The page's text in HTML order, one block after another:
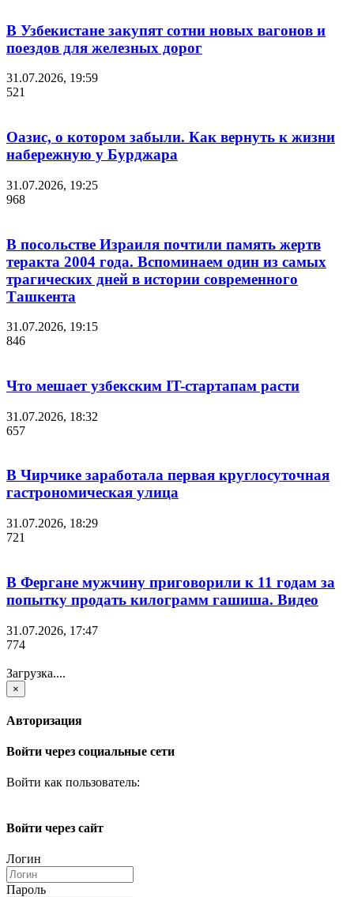
В Узбекистане закупят сотни новых вагонов и
поездов для железных дорог
31.07.2026, 19:59
521
Оазис, о котором забыли. Как вернуть к жизни
набережную у Бурджара
31.07.2026, 19:25
968
В посольстве Израиля почтили память жертв
теракта 2004 года. Вспоминаем один из самых
трагических дней в истории современного
Ташкента
31.07.2026, 19:15
846
Что мешает узбекским IT-стартапам расти
31.07.2026, 18:32
657
В Чирчике заработала первая круглосуточная
гастрономическая улица
31.07.2026, 18:29
721
В Фергане мужчину приговорили к 11 годам за
попытку продать килограмм гашиша. Видео
31.07.2026, 17:47
774
Загрузка....
×
Авторизация
Войти через социальные сети
Войти как пользователь:
Войти через сайт
Логин
Пароль